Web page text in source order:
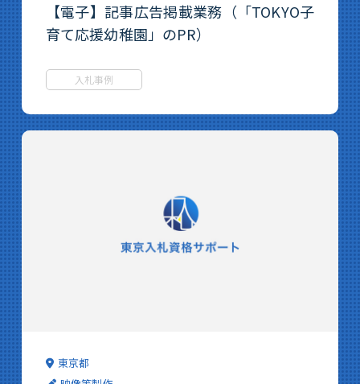
【電子】記事広告掲載業務（「TOKYO子
育て応援幼稚園」のPR）
入札事例
東京都